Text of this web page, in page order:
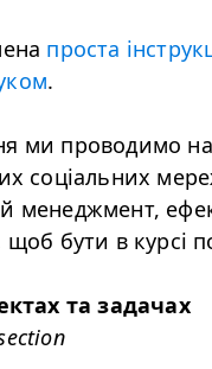
проста
.
ми проводимо
соціальних
менеджмент,
щоб бути в курсі
та задачах